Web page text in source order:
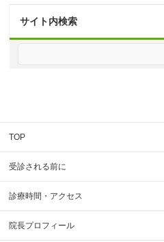
サイト内検索
TOP
受診される前に
診療時間・アクセス
院長プロフィール